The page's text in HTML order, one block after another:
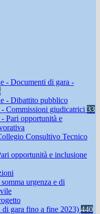
- Documenti di gara -
- Dibattito pubblico
Commissioni giudicatrici 33
Pari opportunità e
Consultivo Tecnico
opportunità e inclusione
urgenza e di
gara fino a fine 2023) 440